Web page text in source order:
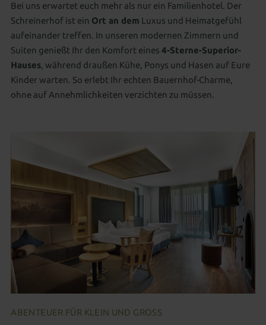
Bei uns erwartet euch mehr als nur ein Familienhotel. Der
Schreinerhof ist ein Ort an dem Luxus und Heimatgefühl
aufeinander treffen. In unseren modernen Zimmern und
Suiten genießt Ihr den Komfort eines4-Sterne-Superior-
Hauses, während draußen Kühe, Ponys und Hasen auf Eure
Kinder warten. So erlebt Ihr echten Bauernhof-Charme,
ohne auf Annehmlichkeiten verzichten zu müssen.
ABENTEUER FÜR KLEIN UND GROSS